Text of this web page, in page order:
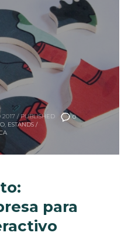
0
2017 / PUBLISHED
, ESTANDS /
para